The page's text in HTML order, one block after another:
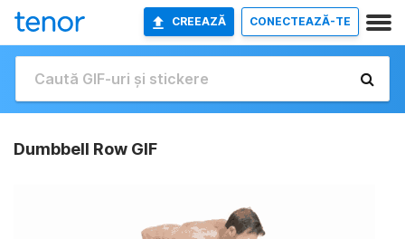
CREEAZĂ CONECTEAZĂ-TE
Dumbbell Row GIF